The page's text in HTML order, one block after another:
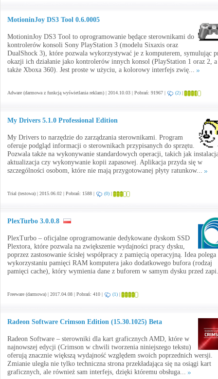
MotioninJoy DS3 Tool 0.6.0005
MotioninJoy DS3 Tool to oprogramowanie będące sterownikami do
kontrolerów konsoli Sony PlayStation 3 (modelu Sixaxis oraz
DualShock 3), które pozwala wykorzystywać je z komputerem, symulując
okazji ich działanie jako kontrolerów innych konsol (PlayStation 1 oraz 2, a
także Xboxa 360). Jest proste w użyciu, a kolorowy interfejs zwię...
Adware (darmowa z funkcją wyświetlania reklam) | 2014.10.03 | Pobrań: 91967 | (2) |
My Drivers 5.1.0 Professional Edition
My Drivers to narzędzie do zarządzania sterownikami. Program
oferuje podgląd informacji o sterownikach przypisanych do sprzętu.
Pozwala także na wykonywanie standardowych operacji, takich jak
aktualizacja czy wykonywanie kopii zapasowej. Aplikacja przyda się w
szczególności osobom, które nie mają przygotowanej płyty ratunkow...
Trial (testowa) | 2015.06.02 | Pobrań: 1588 | (0) |
PlexTurbo 3.0.0.8
PlexTurbo – oficjalne oprogramowanie dedykowane dyskom SSD
Plextora, które pozwala na zwiększenie wydajności pracy dysku,
poprzez zastosowanie ścisłej współpracy z pamięcią operacyjną. Idea polega
wykorzystaniu pamięci RAM komputera jako dodatkowego bufora (rodzaj
pamięci cache), który wymienia dane z buforem w samym dysku przed
Freeware (darmowa) | 2017.04.08 | Pobrań: 410 | (1) |
Radeon Software Crimson Edition (15.30.1025) Beta
Radeon Software – sterowniki dla kart graficznych AMD, które w
najnowszej edycji (Crimson w chwili tworzenia niniejszego tekstu)
oferują znacznie większą wydajność względem swoich poprzednich wersji.
Zmianie uległa nie tylko techniczna strona przekładająca się na osiągi kart
graficznych, ale również sam interfejs, dzięki któremu obsługa...